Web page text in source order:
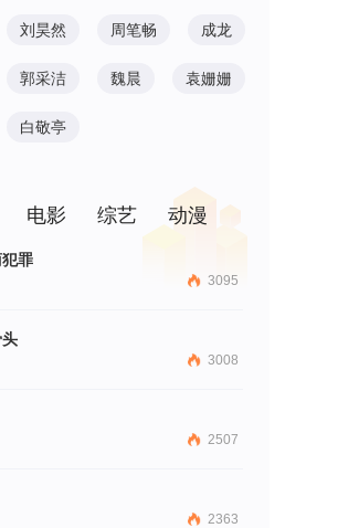
刘昊然 周笔畅 成龙
郭采洁 魏晨 袁姗姗
白敬亭
电影 综艺 动漫
罪
3095
3008
2507
2363